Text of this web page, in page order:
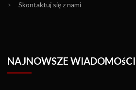
> Skontaktuj się z nami
NAJNOWSZE WIADOMOśCI